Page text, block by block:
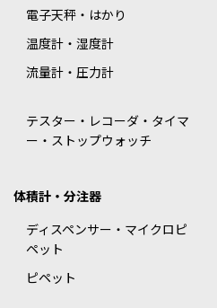
電子天秤・はかり
温度計・湿度計
流量計・圧力計
テスター・レコーダ・タイマ
ー・ストップウォッチ
体積計・分注器
ディスペンサー・マイクロピ
ペット
ピペット